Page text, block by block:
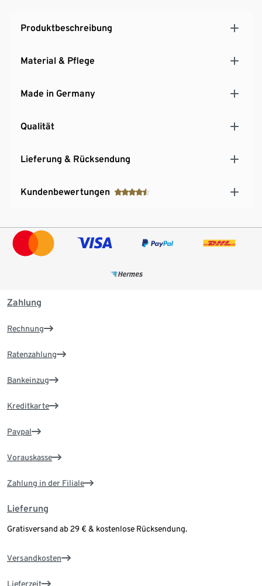
Produktbeschreibung
Material & Pflege
Made in Germany
Qualität
Lieferung & Rücksendung
Kundenbewertungen
Zahlung
Rechnung
Ratenzahlung
Bankeinzug
Kreditkarte
Paypal
Vorauskasse
Zahlung in der Filiale
Lieferung
Gratisversand ab 29 € & kostenlose Rücksendung.
Versandkosten
Lieferzeit